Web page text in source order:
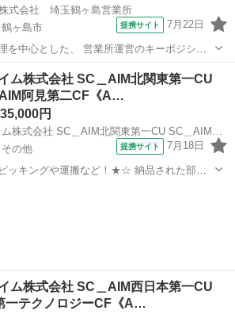
式会社 埼玉鶴ヶ島営業所
ヶ島市
提携サイト 7月22日
を中心とした、 営業所運営のキーポジショ
業務内容＞ ・車両の配車計画作成 ・車
ュール管理 （ディーラー等との調整含む）
ュール...
その他
ム株式会社 SC＿AIM北関東第一CU
阿見第二CF《A…
円
の他
提携サイト 7月18日
や運搬など！★☆ 納品された部品
ム株式会社 SC＿AIM西日本第一CU
一テクノロジーCF《A…